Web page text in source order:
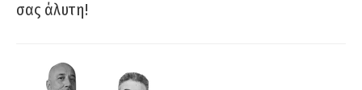
σας άλυτη!